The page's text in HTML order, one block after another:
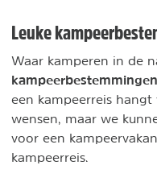
Leuke
Waar kamperen in de
een kampeerreis
wensen, maar we
voor een
kampeerreis.